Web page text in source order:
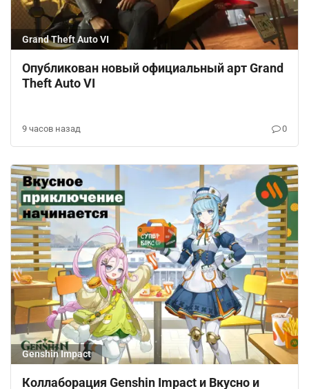
Grand Theft Auto VI
Опубликован новый официальный арт Grand
Theft Auto VI
9 часов назад 0
Genshin Impact
Коллаборация Genshin Impact и Вкусно и